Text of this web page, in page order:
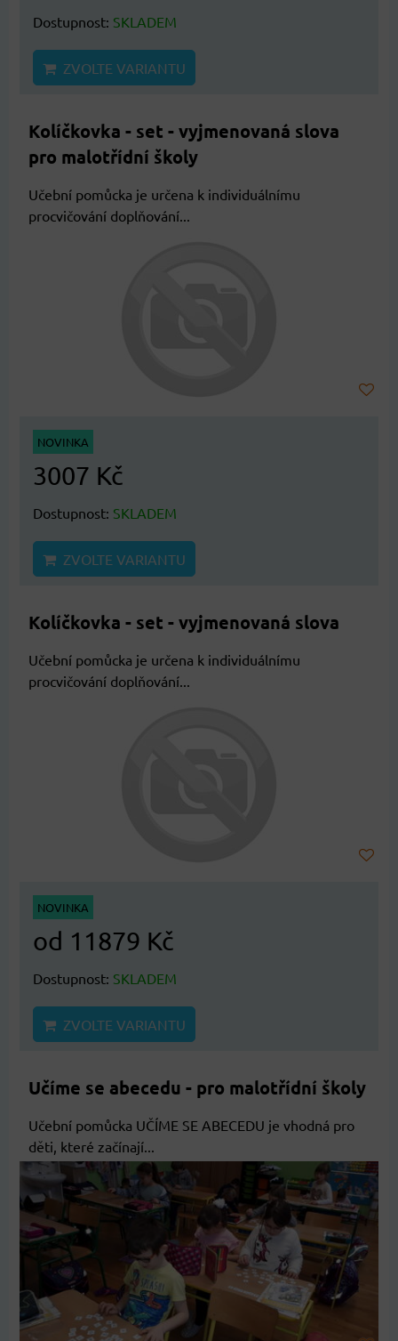
Dostupnost: SKLADEM
ZVOLTE VARIANTU
Kolíčkovka - set - vyjmenovaná slova
pro malotřídní školy
Učební pomůcka je určena k individuálnímu
procvičování doplňování...
NOVINKA
3007 Kč
Dostupnost: SKLADEM
ZVOLTE VARIANTU
Kolíčkovka - set - vyjmenovaná slova
Učební pomůcka je určena k individuálnímu
procvičování doplňování...
NOVINKA
od 11879 Kč
Dostupnost: SKLADEM
ZVOLTE VARIANTU
Učíme se abecedu - pro malotřídní školy
Učební pomůcka UČÍME SE ABECEDU je vhodná pro
děti, které začínají...